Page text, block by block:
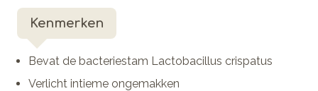
Kenmerken
Bevat de bacteriestam Lactobacillus crispatus
Verlicht intieme ongemakken